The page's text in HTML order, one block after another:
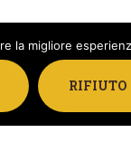
Legale Via G.
la migliore
RIFIUTO